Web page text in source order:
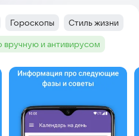
Тег:
Гороскопы Тег:
Стиль жизни
вручную и антивирусом